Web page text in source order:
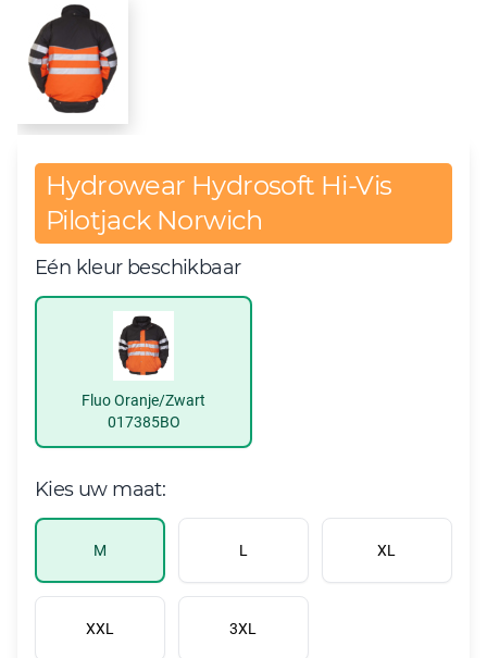
Hydrowear Hydrosoft Hi-Vis
Pilotjack Norwich
Eén kleur beschikbaar
Fluo Oranje/Zwart
017385BO
Kies uw maat:
M L XL
XXL 3XL